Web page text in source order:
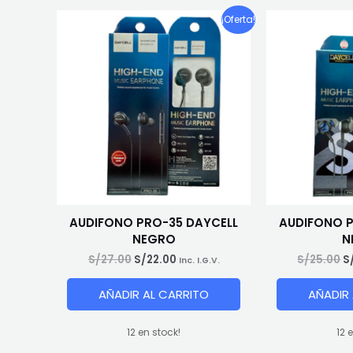
¡Oferta!
AUDIFONO PRO-35 DAYCELL
NEGRO
S/27.00 El
era:
S/27.00.
S/22.00El
es:
S/22.00.
Inc. I.G.V.
AÑADIR AL CARRITO
12 en stock!
AUDIFONO
S/25.00El
12